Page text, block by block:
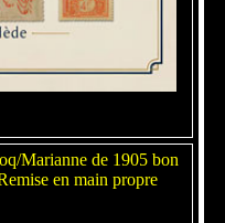
Marianne de 1905 bon
en main propre